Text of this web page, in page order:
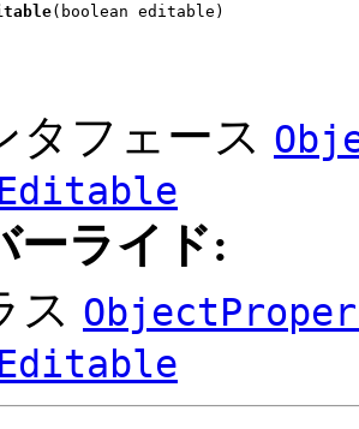
(boolean editable)
タフェース
ーライド:
ス